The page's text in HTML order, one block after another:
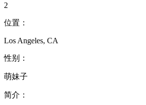
2
位置：
Los Angeles, CA
性别：
萌妹子
简介：